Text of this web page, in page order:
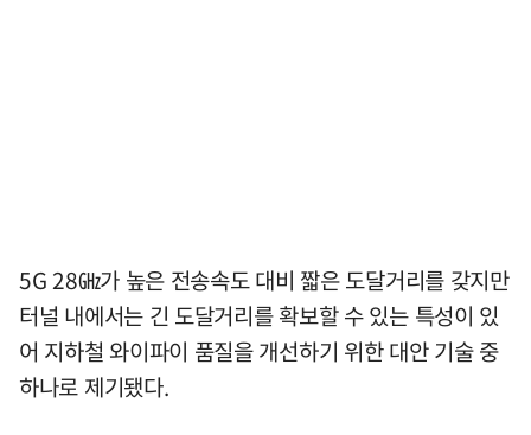
5G 28㎓가 높은 전송속도 대비 짧은 도달거리를 갖지만
터널 내에서는 긴 도달거리를 확보할 수 있는 특성이 있
어 지하철 와이파이 품질을 개선하기 위한 대안 기술 중
하나로 제기됐다.